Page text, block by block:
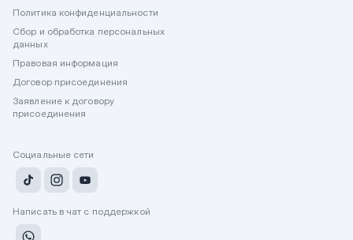
Политика конфиденциальности
Сбор и обработка персональных
данных
Правовая информация
Договор присоединения
Заявление к договору
присоединения
Социальные сети
Написать в чат с поддержкой